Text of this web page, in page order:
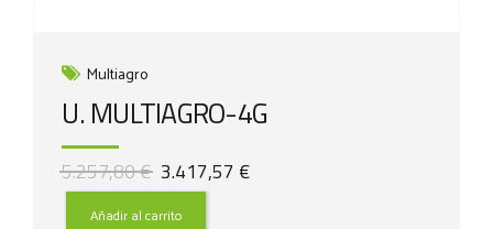
Multiagro
U. MULTIAGRO-4G
5.257,80€ El
precio
original
3.417,57 €El
Añadir al carrito